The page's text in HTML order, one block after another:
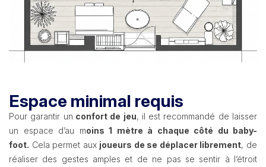
Espace minimal requis
Pour garantir un confort de jeu, il est recommandé de laisser
un espace d’au moins 1 mètre à chaque côté du baby-
foot. Cela permet aux joueurs de se déplacer librement, de
réaliser des gestes amples et de ne pas se sentir à l’étroit